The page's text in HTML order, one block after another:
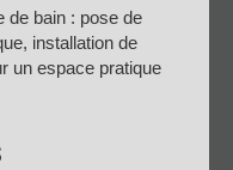
de bain : pose de
installation de
un espace pratique